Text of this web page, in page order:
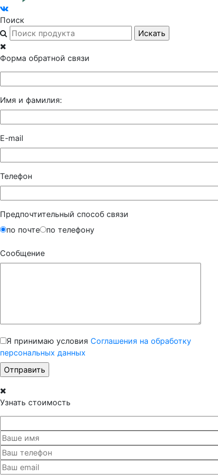
Поиск
Форма обратной связи
Имя и фамилия:
E-mail
Телефон
Предпочтительный способ связи
по почте
по телефону
Сообщение
Я принимаю условия Соглашения на обработку
персональных данных
Узнать стоимость